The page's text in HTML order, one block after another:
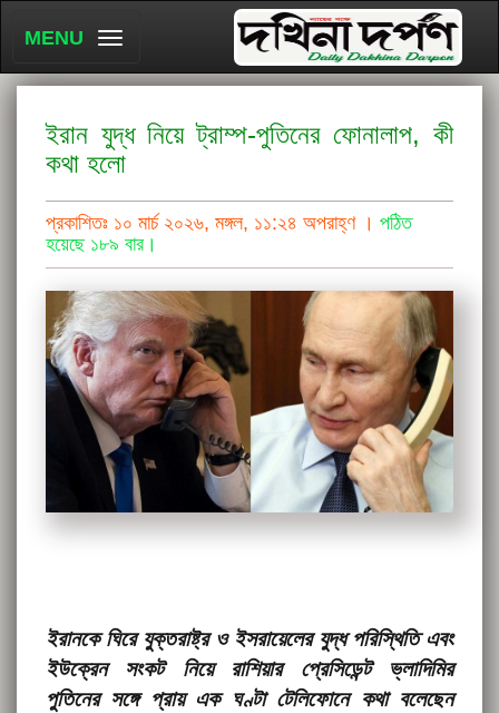
MENU
ইরান যুদ্ধ নিয়ে ট্রাম্প-পুতিনের ফোনালাপ, কী
কথা হলো
প্রকাশিতঃ ১০ মার্চ ২০২৬, মঙ্গল, ১১:২৪ অপরাহ্ণ । পঠিত
হয়েছে ১৮৯ বার।
ইরানকে ঘিরে যুক্তরাষ্ট্র ও ইসরায়েলের যুদ্ধ পরিস্থিতি এবং
ইউক্রেন সংকট নিয়ে রাশিয়ার প্রেসিডেন্ট ভ্লাদিমির
পুতিনের সঙ্গে প্রায় এক ঘণ্টা টেলিফোনে কথা বলেছেন